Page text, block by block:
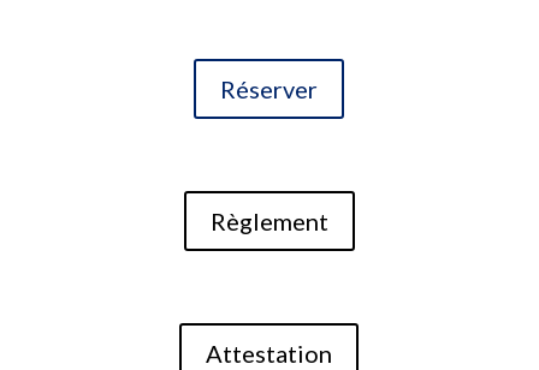
Réserver
Règlement
Attestation